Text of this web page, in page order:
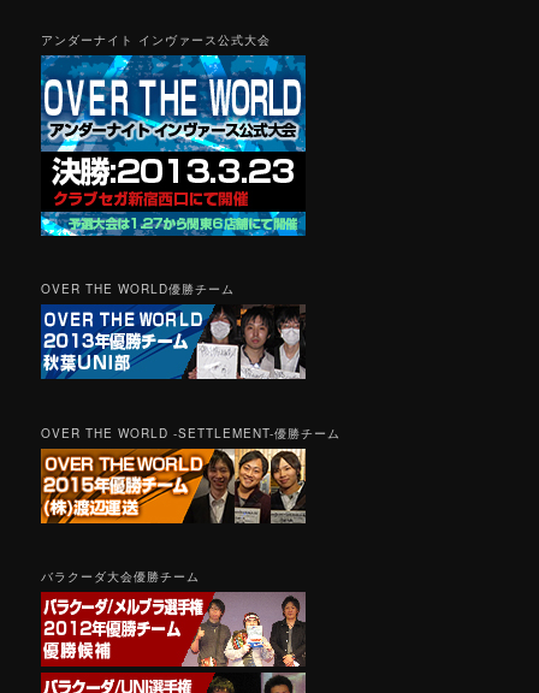
アンダーナイト インヴァース公式大会
OVER THE WORLD優勝チーム
OVER THE WORLD -SETTLEMENT-優勝チーム
バラクーダ大会優勝チーム